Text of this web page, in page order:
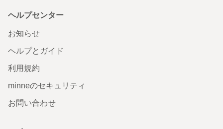
ヘルプセンター
お知らせ
ヘルプとガイド
利用規約
minneのセキュリティ
お問い合わせ